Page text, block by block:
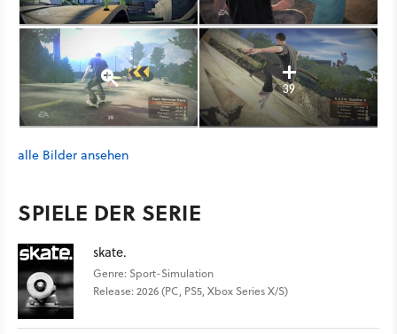
39
alle Bilder ansehen
SPIELE DER SERIE
skate.
Genre: Sport-Simulation
Release: 2026 (PC, PS5, Xbox Series X/S)